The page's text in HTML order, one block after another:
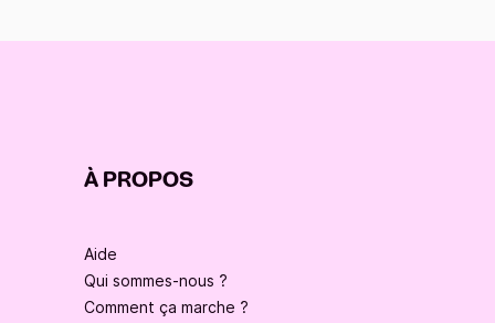
À PROPOS
Aide
Qui sommes-nous ?
Comment ça marche ?